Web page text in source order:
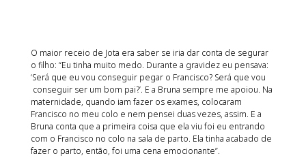
O maior receio de Jota era saber se iria dar conta de segurar
o filho: “Eu tinha muito medo. Durante a gravidez eu pensava:
‘Será que eu vou conseguir pegar o Francisco? Será que vou
conseguir ser um bom pai?’. E a Bruna sempre me apoiou. Na
maternidade, quando iam fazer os exames, colocaram
Francisco no meu colo e nem pensei duas vezes, assim. E a
Bruna conta que a primeira coisa que ela viu foi eu entrando
com o Francisco no colo na sala de parto. Ela tinha acabado de
fazer o parto, então, foi uma cena emocionante”.